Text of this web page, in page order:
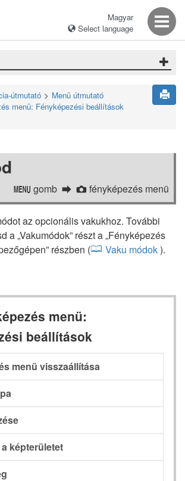
Magyar
Select language
útmutató Menü útmutató
menü: Fényképezési beállítások
G gomb C fényképezés menü
az opcionális vakukhoz. További
a „Vakumódok” részt a „Fényképezés
részben (
Vaku módok).
menü:
beállítások
menü visszaállítása
képterületet